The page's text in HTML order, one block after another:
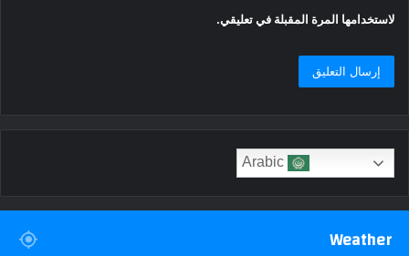
لاستخدامها المرة المقبلة في تعليقي.
Weather